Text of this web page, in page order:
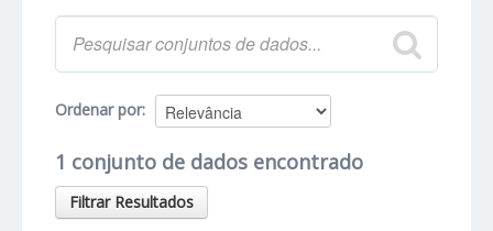
Ordenar por
1 conjunto de dados encontrado
Filtrar Resultados